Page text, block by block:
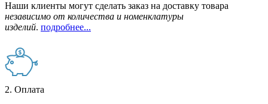
Наши клиенты могут сделать заказ на доставку товара
независимо от количества и номенклатуры
изделий. подробнее...
2. Оплата